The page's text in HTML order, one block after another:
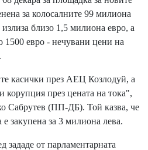
за колосалните 99 милиона
близо 1,5 милиона евро, а
1500 евро - нечувани цени на
касички през АЕЦ Козлодуй, а
корупция през цената на тока",
Сабрутев (ПП-ДБ). Той казва, че
закупена за 3 милиона лева.
от парламентарната